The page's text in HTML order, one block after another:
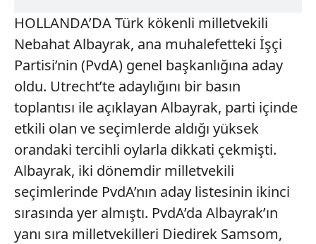
HOLLANDA’DA Türk kökenli milletvekili
Nebahat Albayrak, ana muhalefetteki İşçi
Partisi’nin (PvdA) genel başkanlığına aday
oldu. Utrecht’te adaylığını bir basın
toplantısı ile açıklayan Albayrak, parti içinde
etkili olan ve seçimlerde aldığı yüksek
orandaki tercihli oylarla dikkati çekmişti.
Albayrak, iki dönemdir milletvekili
seçimlerinde PvdA’nın aday listesinin ikinci
sırasında yer almıştı. PvdA’da Albayrak’ın
yanı sıra milletvekilleri Diedirek Samsom,